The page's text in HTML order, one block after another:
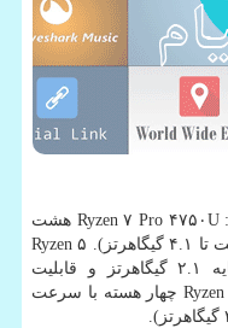
سری Pro ۴۰۰۰ شامل سه تراشه است: Ryzen ۷ Pro ۴۷۵۰U هشت
هسته با سرعت پایه ۱.۷ گیگاهرتز و تقویت تا ۴.۱ گیگاهرتز). Ryzen ۵
Pro ۴۶۵۰U شش هسته با سرعت پایه ۲.۱ گیگاهرتز و قابلیت
افزایش تا ۴.۰ گیگاهرتز). Ryzen ۳ Pro ۴۴۵۰U چهار هسته با سرعت